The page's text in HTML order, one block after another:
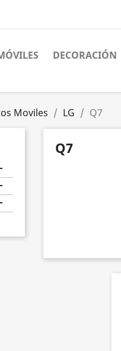
DECORACIÓN
Moviles LG Q7
Q7